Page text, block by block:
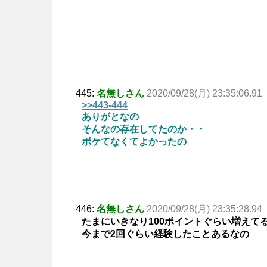
445: 名無しさん 2020/09/28(月) 23:35:06.91
>>443-444
ありがとなの
そんなの存在してたのか・・
ボケてなくてよかったの
446: 名無しさん 2020/09/28(月) 23:35:28.94
たまにいきなり100ポイントぐらい増えて
今まで2回ぐらい経験したことあるなの